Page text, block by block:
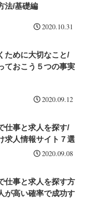
法/基礎編
2020.10.31
ために大切なこと/
ておこう５つの事実
2020.09.12
仕事と求人を探す/
求人情報サイト７選
2020.09.08
仕事と求人を探す方
が高い確率で成功す